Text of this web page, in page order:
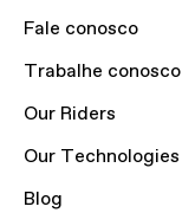
Fale conosco
Trabalhe conosco
Our Riders
Our Technologies
Blog